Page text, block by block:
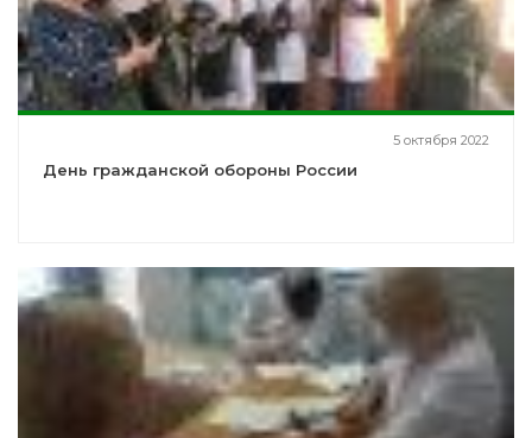
5 октября 2022
День гражданской обороны России